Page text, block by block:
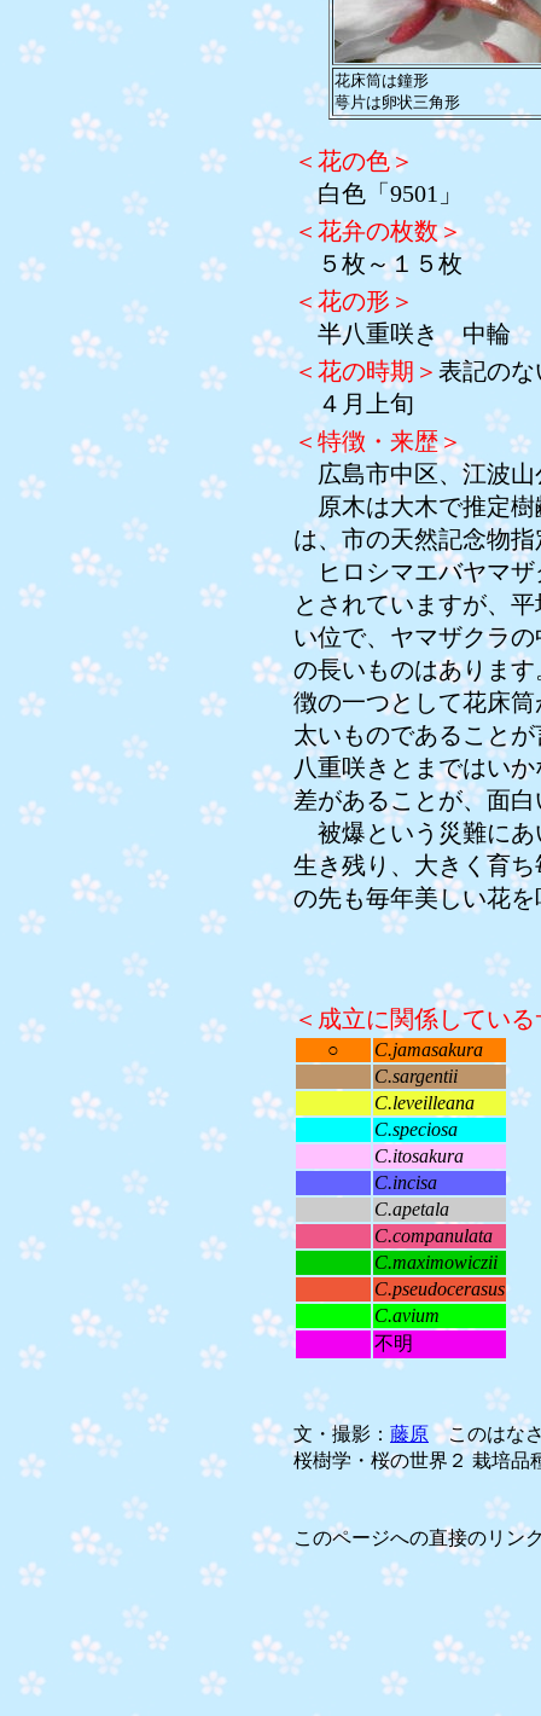
花床筒は鐘形
萼片は卵状三角形
＜花の色＞
白色「9501」
＜花弁の枚数＞
５枚～１５枚
＜花の形＞
半八重咲き 中輪
＜花の時期＞ 表記の
４月上旬
＜特徴・来歴＞
広島市中区、江波山
原木は大木で推定樹
は、市の天然記念物
ヒロシマエバヤマザ
とされていますが、
い位で、ヤマザクラ
の長いものはありま
徴の一つとして花床
太いものであること
八重咲きとまではい
差があることが、面
被爆という災難にあ
生き残り、大きく育
の先も毎年美しい花
＜成立に関係してい
○
C.jamasakura
C.sargentii
C.leveilleana
C.speciosa
C.itosakura
C.incisa
C.apetala
C.companulata
C.maximowiczii
C.pseudocerasus
C.avium
不明
文・撮影： 藤原 このはなさ
桜樹学・桜の世界２ 栽培品
このページへの直接のリン